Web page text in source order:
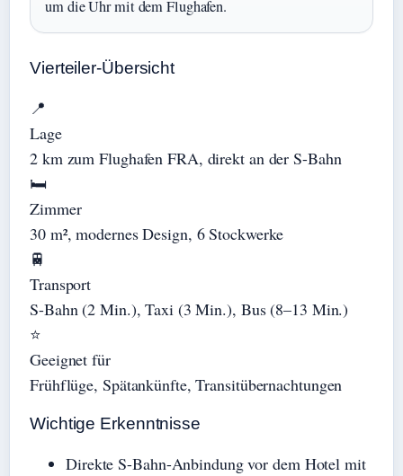
um die Uhr mit dem Flughafen.
Vierteiler-Übersicht
📍
Lage
2 km zum Flughafen FRA, direkt an der S-Bahn
🛏️
Zimmer
30 m², modernes Design, 6 Stockwerke
🚆
Transport
S-Bahn (2 Min.), Taxi (3 Min.), Bus (8–13 Min.)
⭐
Geeignet für
Frühflüge, Spätankünfte, Transitübernachtungen
Wichtige Erkenntnisse
Direkte S-Bahn-Anbindung vor dem Hotel mit